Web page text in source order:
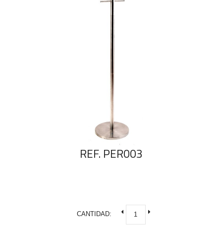
REF. PER003
CANTIDAD: